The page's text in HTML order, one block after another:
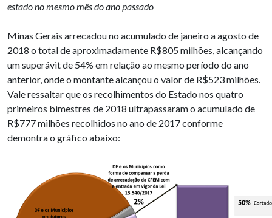
estado no mesmo mês do ano passado
Minas Gerais arrecadou no acumulado de janeiro a agosto de
2018 o total de aproximadamente R$805 milhões, alcançando
um superávit de 54% em relação ao mesmo período do ano
anterior, onde o montante alcançou o valor de R$523 milhões.
Vale ressaltar que os recolhimentos do Estado nos quatro
primeiros bimestres de 2018 ultrapassaram o acumulado de
R$777 milhões recolhidos no ano de 2017 conforme
demontra o gráfico abaixo: